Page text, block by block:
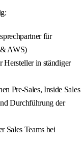
für
AWS)
Hersteller in ständiger
Pre-Sales, Inside Sales
Durchführung der
Sales Teams bei